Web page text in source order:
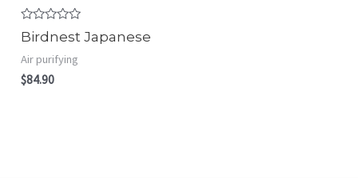
Rated
0
out
of
5
Birdnest Japanese
Air purifying
$84.90